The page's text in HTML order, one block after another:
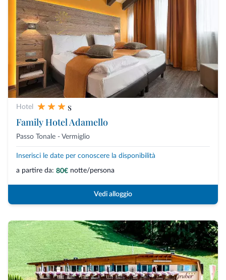
Hotel
s
Family Hotel Adamello
Passo Tonale - Vermiglio
Inserisci le date per conoscere la disponibilità
a partire da: 80€ notte/persona
Vedi alloggio